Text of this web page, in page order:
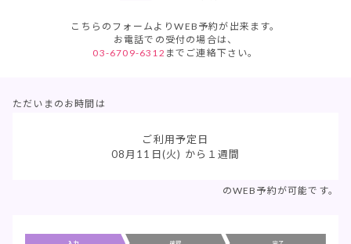
こちらのフォームよりWEB予約が出来ます。
お電話での受付の場合は、
03-6709-6312 までご連絡下さい。
ただいまのお時間は
ご利用予定日
08月11日(火) から１週間
のWEB予約が可能です。